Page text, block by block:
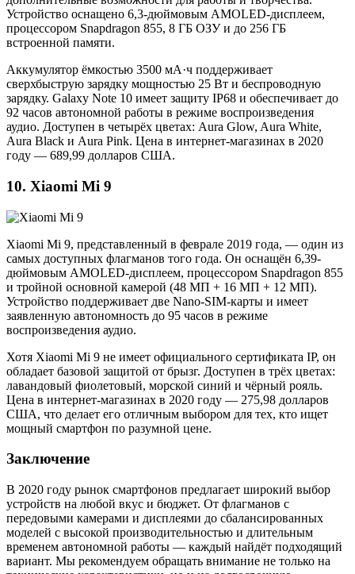
Устройство оснащено 6,3-дюймовым AMOLED-дисплеем,
процессором Snapdragon 855, 8 ГБ ОЗУ и до 256 ГБ
встроенной памяти.
Аккумулятор ёмкостью 3500 мА·ч поддерживает
сверхбыструю зарядку мощностью 25 Вт и беспроводную
зарядку. Galaxy Note 10 имеет защиту IP68 и обеспечивает до
92 часов автономной работы в режиме воспроизведения
аудио. Доступен в четырёх цветах: Aura Glow, Aura White,
Aura Black и Aura Pink. Цена в интернет-магазинах в 2020
году — 689,99 долларов США.
10. Xiaomi Mi 9
Xiaomi Mi 9, представленный в феврале 2019 года, — один из
самых доступных флагманов того года. Он оснащён 6,39-
дюймовым AMOLED-дисплеем, процессором Snapdragon 855
и тройной основной камерой (48 МП + 16 МП + 12 МП).
Устройство поддерживает две Nano-SIM-карты и имеет
заявленную автономность до 95 часов в режиме
воспроизведения аудио.
Хотя Xiaomi Mi 9 не имеет официального сертификата IP, он
обладает базовой защитой от брызг. Доступен в трёх цветах:
лавандовый фиолетовый, морской синий и чёрный рояль.
Цена в интернет-магазинах в 2020 году — 275,98 долларов
США, что делает его отличным выбором для тех, кто ищет
мощный смартфон по разумной цене.
Заключение
В 2020 году рынок смартфонов предлагает широкий выбор
устройств на любой вкус и бюджет. От флагманов с
передовыми камерами и дисплеями до сбалансированных
моделей с высокой производительностью и длительным
временем автономной работы — каждый найдёт подходящий
вариант. Мы рекомендуем обращать внимание не только на